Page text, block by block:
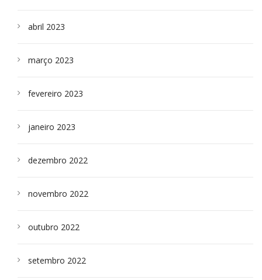
abril 2023
março 2023
fevereiro 2023
janeiro 2023
dezembro 2022
novembro 2022
outubro 2022
setembro 2022